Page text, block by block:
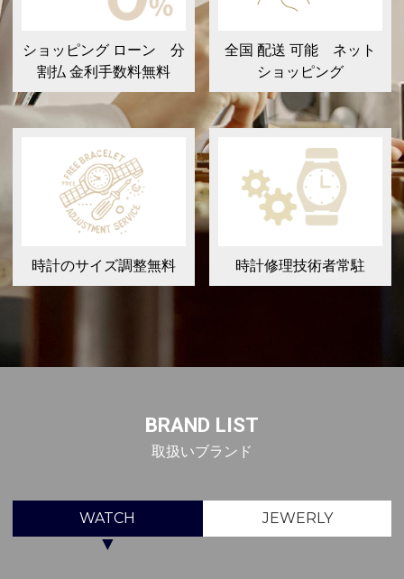
ショッピング ローン 分
割払 金利手数料無料
全国 配送 可能 ネット
ショッピング
時計のサイズ調整無料 時計修理技術者常駐
BRAND LIST
取扱いブランド
WATCH JEWERLY
▼